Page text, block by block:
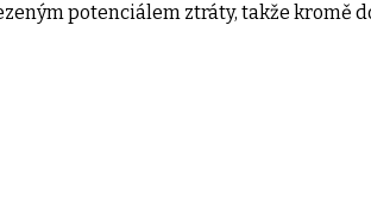
potenciálem ztráty, takže